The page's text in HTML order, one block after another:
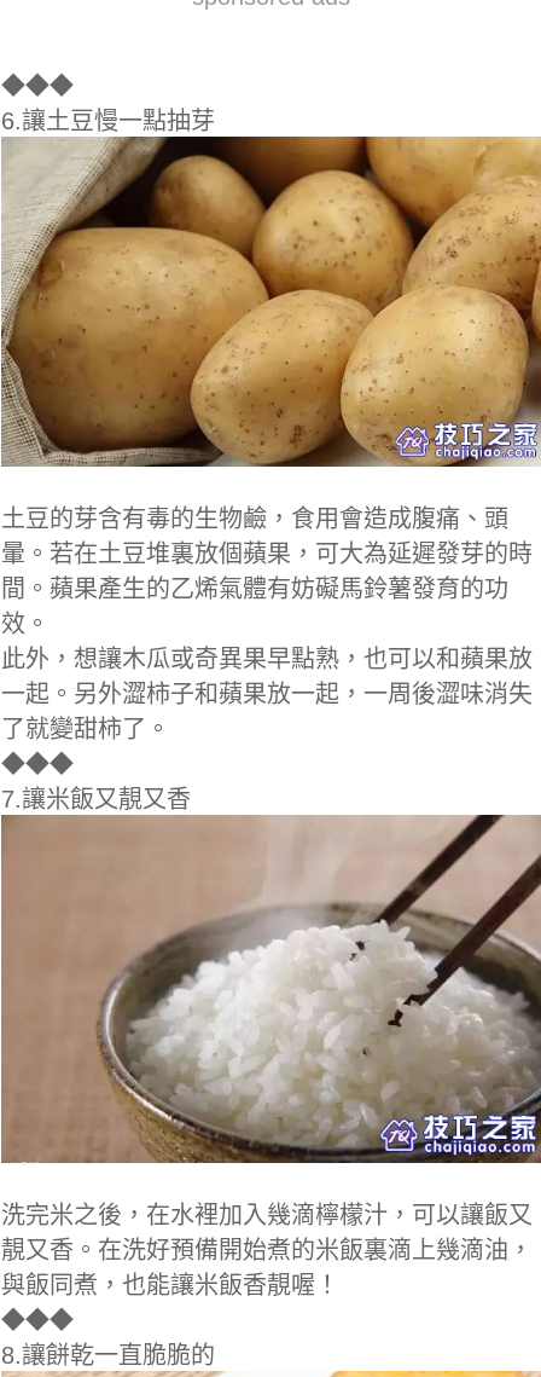
◆◆◆
6.讓土豆慢一點抽芽
土豆的芽含有毒的生物鹼，食用會造成腹痛、頭
暈。若在土豆堆裏放個蘋果，可大為延遲發芽的時
間。蘋果產生的乙烯氣體有妨礙馬鈴薯發育的功
效。
此外，想讓木瓜或奇異果早點熟，也可以和蘋果放
一起。另外澀柿子和蘋果放一起，一周後澀味消失
了就變甜柿了。
◆◆◆
7.讓米飯又靚又香
洗完米之後，在水裡加入幾滴檸檬汁，可以讓飯又
靚又香。在洗好預備開始煮的米飯裏滴上幾滴油，
與飯同煮，也能讓米飯香靚喔！
◆◆◆
8.讓餅乾一直脆脆的